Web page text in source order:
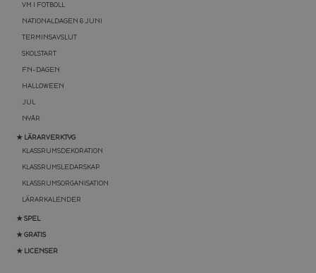
VM I FOTBOLL
NATIONALDAGEN 6 JUNI
TERMINSAVSLUT
SKOLSTART
FN-DAGEN
HALLOWEEN
JUL
NYÅR
★ LÄRARVERKTYG
KLASSRUMSDEKORATION
KLASSRUMSLEDARSKAP
KLASSRUMSORGANISATION
LÄRARKALENDER
★ SPEL
★ GRATIS
★ LICENSER